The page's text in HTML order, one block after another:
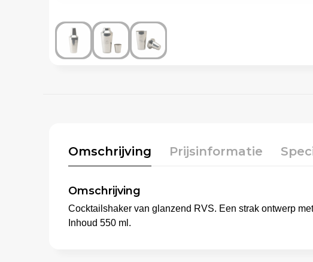
Omschrijving Prijsinformatie
Omschrijving
Cocktailshaker van glanzend RVS. Een strak ontwerp
Inhoud 550 ml.